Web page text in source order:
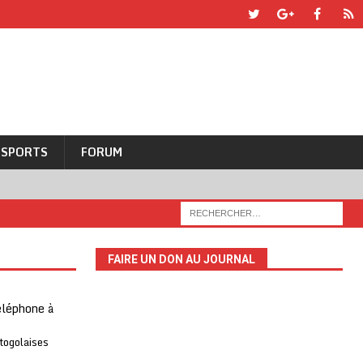
SPORTS FORUM
à
FAIRE UN DON AU JOURNAL